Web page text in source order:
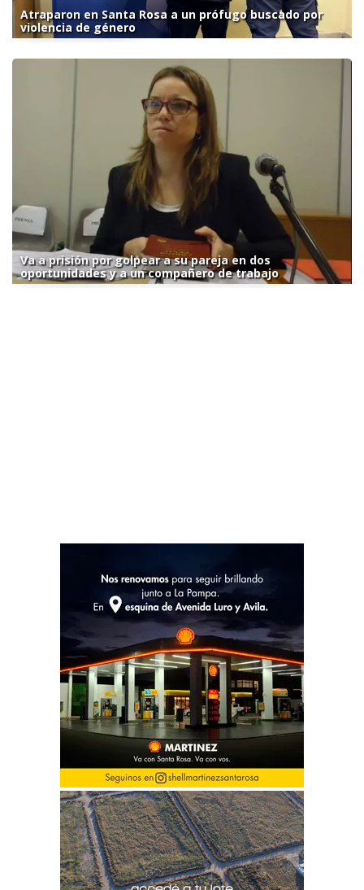
Atraparon en Santa Rosa a un prófugo buscado por
violencia de género
Va a prisión por golpear a su pareja en dos
oportunidades y a un compañero de trabajo